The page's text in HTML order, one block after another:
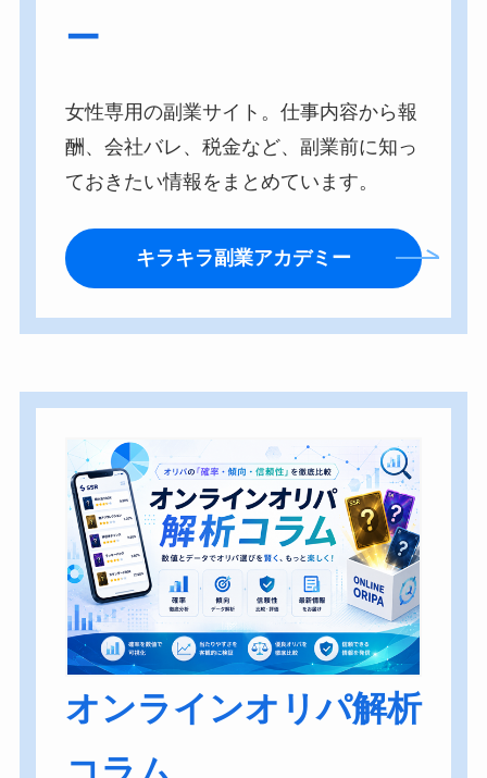
ー
女性専用の副業サイト。仕事内容から報
酬、会社バレ、税金など、副業前に知っ
ておきたい情報をまとめています。
キラキラ副業アカデミー
オンラインオリパ解析